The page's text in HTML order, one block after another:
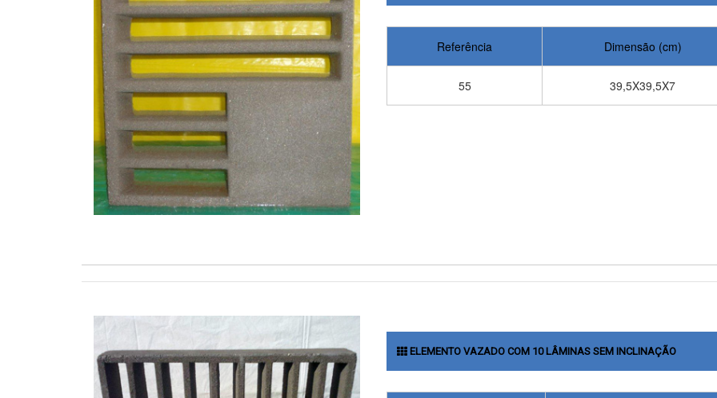
Referência Dimensão (cm)
55 39,5X39,5X7
ELEMENTO VAZADO COM 10 LÂMINAS SEM INCLINAÇÃO